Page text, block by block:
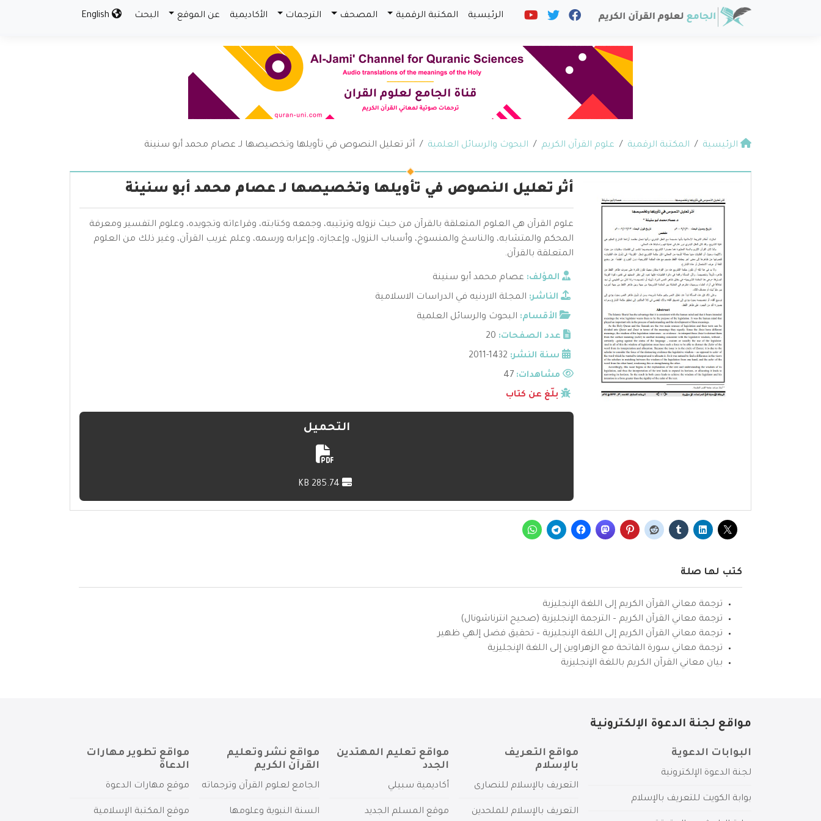
الرئيسية المكتبة الرقمية المصحف الترجمات الأكاديمية عن الموقع البحث
الرئيسية المكتبة الرقمية علوم القرآن الكريم البحوث والرسائل العلمية أثر تعليل النصوص في تأويلها وتخصيصها لـ عصام محمد أبو سنينة
أثر تعليل النصوص في تأويلها وتخصيصها لـ عصام محمد أبو سنينة
علوم القرآن هي العلوم المتعلقة بالقرآن من حيث نزوله وترتيبه، وجمعه وكتابته، وقراءاته وتجويده، وعلوم التفسير ومعرفة
المحكم والمتشابه، والناسخ والمنسوخ، وأسباب النزول، وإعجازه، وإعرابه ورسمه، وعلم غريب القرآن، وغير ذلك من العلوم
المتعلقة بالقرآن.
المؤلف: عصام محمد أبو سنينة
الناشر: المجلة الاردنيه في الدراسات الاسلامية
الأقسام: البحوث والرسائل العلمية
عدد الصفحات: 20
سنة النشر: 1432-2011
مشاهدات:
بلّغ عن كتاب
التحميل
كتب لها صلة
ترجمة معاني القرآن الكريم إلى اللغة الإنجليزية
ترجمة معاني القرآن الكريم – الترجمة الإنجليزية (صحيح انترناشونال)
ترجمة معاني القرآن الكريم إلى اللغة الإنجليزية – تحقيق فضل إلهي ظهير
ترجمة معاني سورة الفاتحة مع الزهراوين إلى اللغة الإنجليزية
بيان معاني القرآن الكريم باللغة الإنجليزية
مواقع لجنة الدعوة الإلكترونية
البوابات الدعوية
لجنة الدعوة الإلكترونية
بوابة الكويت للتعريف بالإسلام
مواقع التعريف
بالإسلام
التعريف بالإسلام للنصارى
التعريف بالإسلام للملحدين
مواقع تعليم المهتدين
الجدد
أكاديمية سبيلي
موقع المسلم الجديد
مواقع نشر وتعليم
القرآن الكريم
الجامع لعلوم القرآن وترجماته
السنة النبوية وعلومها
مواقع تطوير مهارات
الدعاة
موقع مهارات الدعوة
موقع المكتبة الإسلامية